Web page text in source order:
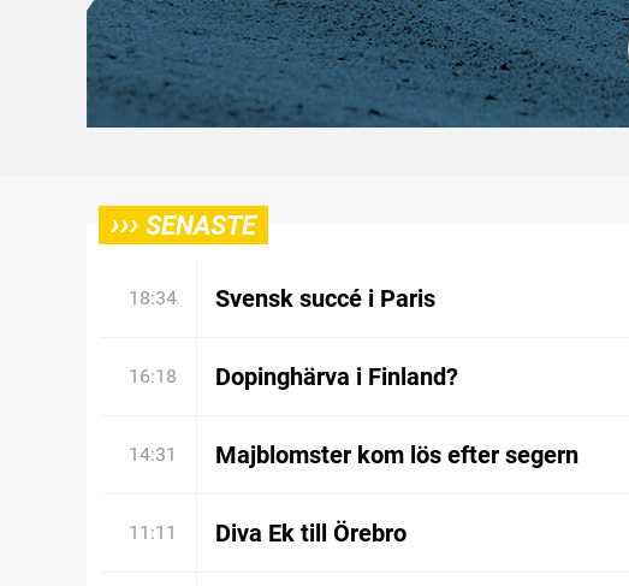
››› SENASTE
18:34 Svensk succé i Paris
16:18 Dopinghärva i Finland?
14:31 Majblomster kom lös efter segern
11:11 Diva Ek till Örebro